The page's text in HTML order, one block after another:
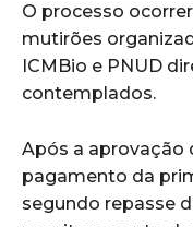
O processo
mutirões
ICMBio e PNUD
contemplados.
Após a aprovação
pagamento da
segundo repasse